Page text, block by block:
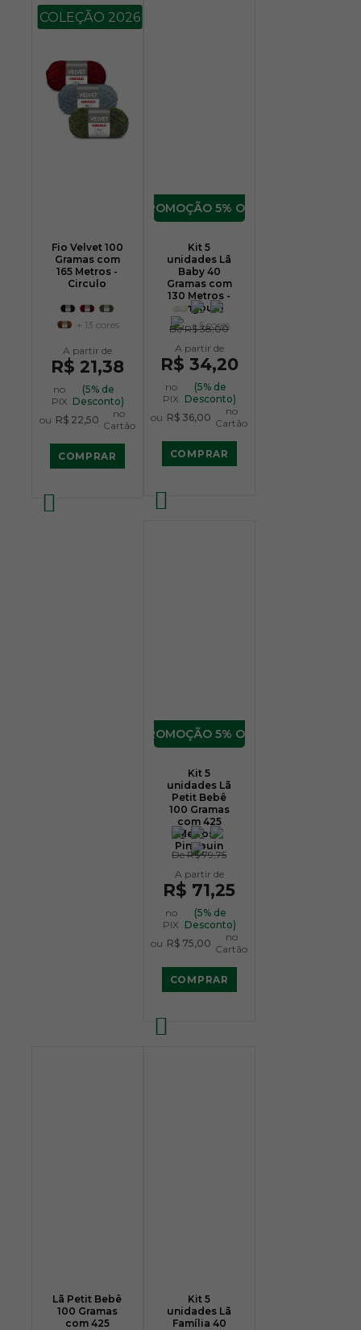
COLEÇÃO 2026
Fio Velvet 100
Gramas com
165 Metros -
Circulo
+ 13 cores
R$ 21,38
no
PIX
(5% de
Desconto)
ou R$ 22,50
no
Cartão
COMPRAR
5% OFF
Kit 5
unidades Lã
Baby 40
Gramas com
130 Metros -
Pingouin
+ 5 cores
DeR$ 38,00
R$ 34,20
no
PIX
(5% de
Desconto)
ou R$ 36,00
no
Cartão
COMPRAR
5% OFF
Kit 5
unidades Lã
Petit Bebê
100 Gramas
com 425
Metros -
Pingouin
DeR$ 79,75
R$ 71,25
no
PIX
(5% de
Desconto)
ou R$ 75,00
no
Cartão
COMPRAR
Lã Petit Bebê
100 Gramas
com 425
Kit 5
unidades Lã
Família 40